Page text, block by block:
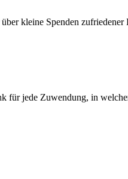
kleine Spenden
für jede Zuwendung, in